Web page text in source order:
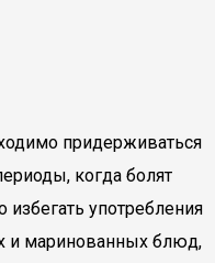
придерживаться
когда болят
употребления
и маринованных блюд,